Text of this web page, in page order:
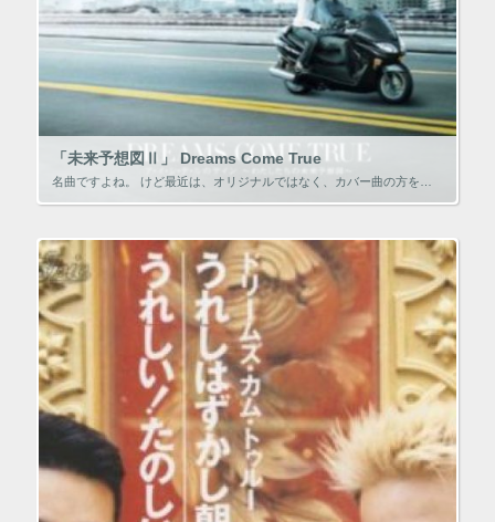
「未来予想図Ⅱ」 Dreams Come True